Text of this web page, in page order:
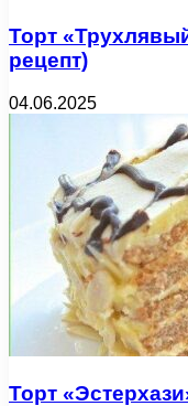
Торт
рецепт)
04.06.2025
Торт